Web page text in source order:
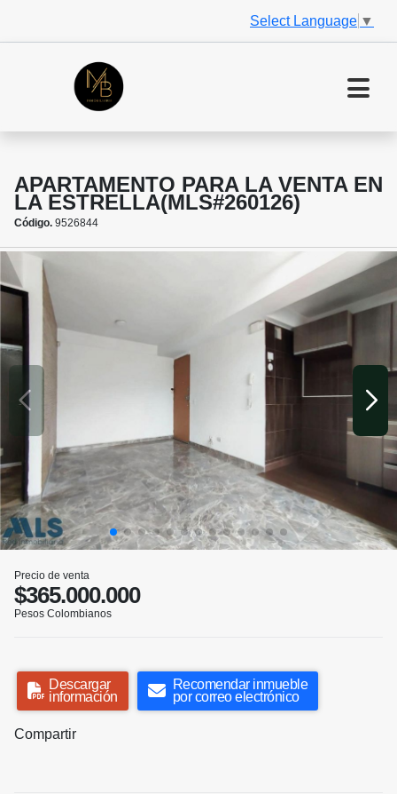
Select Language ▼
APARTAMENTO PARA LA VENTA EN
LA ESTRELLA(MLS#260126)
Código. 9526844
Precio de venta
$365.000.000
Pesos Colombianos
Descargar
información
Recomendar inmueble
por correo electrónico
Compartir